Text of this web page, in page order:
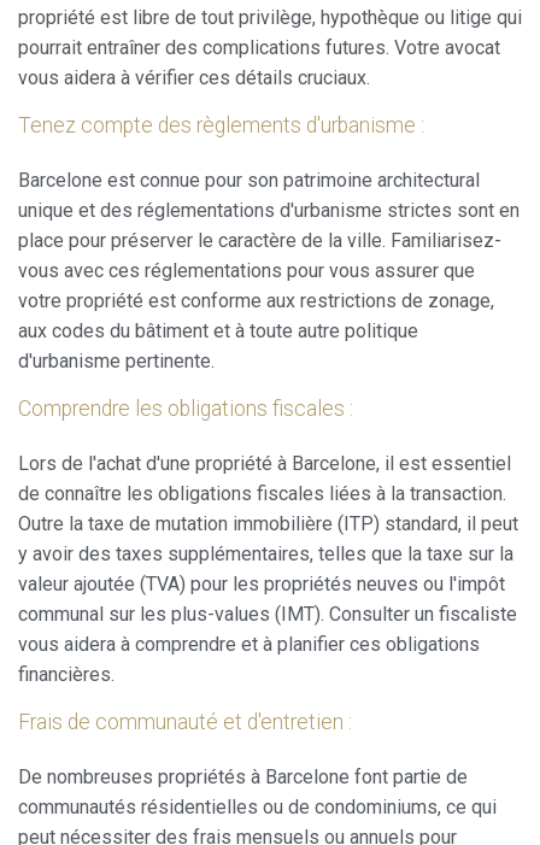
propriété est libre de tout privilège, hypothèque ou litige qui
pourrait entraîner des complications futures. Votre avocat
vous aidera à vérifier ces détails cruciaux.
Tenez compte des règlements d'urbanisme :
Barcelone est connue pour son patrimoine architectural
unique et des réglementations d'urbanisme strictes sont en
place pour préserver le caractère de la ville. Familiarisez-
vous avec ces réglementations pour vous assurer que
votre propriété est conforme aux restrictions de zonage,
aux codes du bâtiment et à toute autre politique
d'urbanisme pertinente.
Comprendre les obligations fiscales :
Lors de l'achat d'une propriété à Barcelone, il est essentiel
de connaître les obligations fiscales liées à la transaction.
Outre la taxe de mutation immobilière (ITP) standard, il peut
y avoir des taxes supplémentaires, telles que la taxe sur la
valeur ajoutée (TVA) pour les propriétés neuves ou l'impôt
communal sur les plus-values ​​(IMT). Consulter un fiscaliste
vous aidera à comprendre et à planifier ces obligations
financières.
Frais de communauté et d'entretien :
De nombreuses propriétés à Barcelone font partie de
communautés résidentielles ou de condominiums, ce qui
peut nécessiter des frais mensuels ou annuels pour